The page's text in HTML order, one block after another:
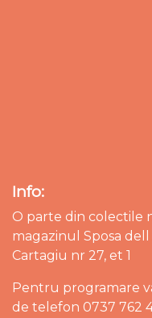
Info:
O parte din colectile
magazinul Sposa
Cartagiu nr 27, et 1
Pentru programare
de telefon 0737 762